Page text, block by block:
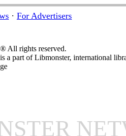
· For Advertisers
® All rights reserved.
a part of Libmonster, international